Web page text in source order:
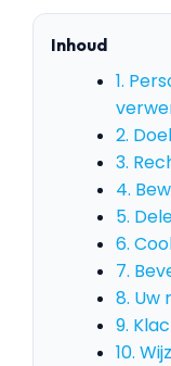
Inhoud
1.
2.
3.
4.
5.
6.
7.
8. Uw
9.
10.